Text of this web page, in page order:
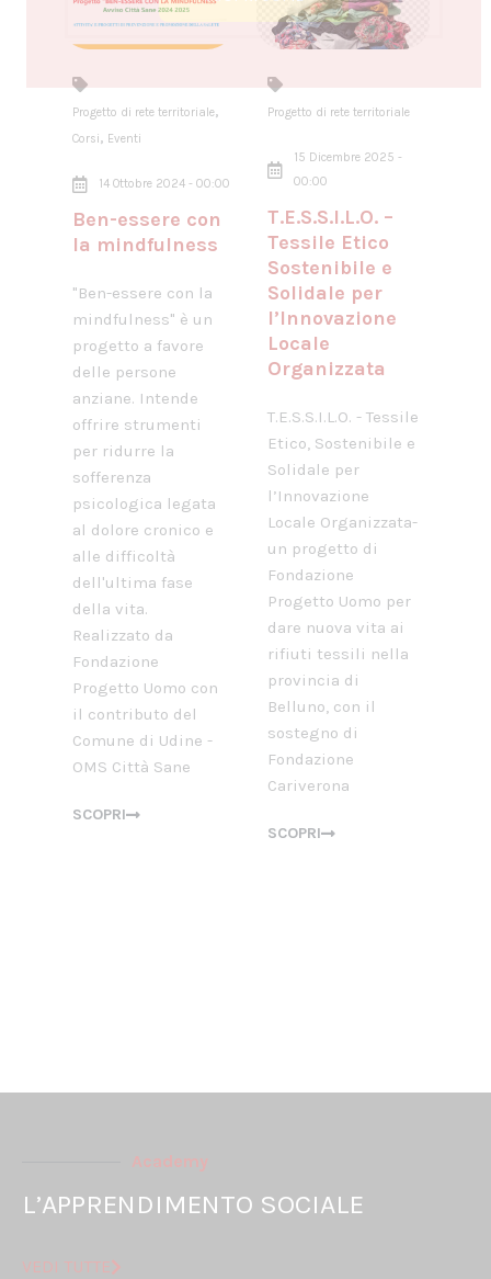
Progetto di rete territoriale,
Corsi, Eventi
14 Ottobre 2024 - 00:00
Ben-essere con
la mindfulness
"Ben-essere con la
mindfulness" è un
progetto a favore
delle persone
anziane. Intende
offrire strumenti
per ridurre la
sofferenza
psicologica legata
al dolore cronico e
alle difficoltà
dell'ultima fase
della vita.
Realizzato da
Fondazione
Progetto Uomo con
il contributo del
Comune di Udine -
OMS Città Sane
SCOPRI
Progetto di rete territoriale
15 Dicembre 2025 -
00:00
T.E.S.S.I.L.O. –
Tessile Etico
Sostenibile e
Solidale per
l’Innovazione
Locale
Organizzata
T.E.S.S.I.L.O. - Tessile
Etico, Sostenibile e
Solidale per
l’Innovazione
Locale Organizzata-
un progetto di
Fondazione
Progetto Uomo per
dare nuova vita ai
rifiuti tessili nella
provincia di
Belluno, con il
sostegno di
Fondazione
Cariverona
SCOPRI
Academy
L’APPRENDIMENTO SOCIALE
VEDI TUTTE